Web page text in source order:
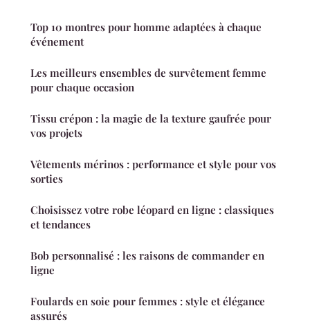
Top 10 montres pour homme adaptées à chaque
événement
Les meilleurs ensembles de survêtement femme
pour chaque occasion
Tissu crépon : la magie de la texture gaufrée pour
vos projets
Vêtements mérinos : performance et style pour vos
sorties
Choisissez votre robe léopard en ligne : classiques
et tendances
Bob personnalisé : les raisons de commander en
ligne
Foulards en soie pour femmes : style et élégance
assurés